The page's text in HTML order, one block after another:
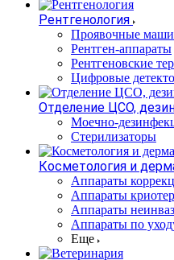
Рентгенология
Проявочные
Рентген-аппараты
Рентгеновские
Цифровые
Отделение ЦСО,
Моечно-
Стерилизаторы
Косметология и
Аппараты
Аппараты
Аппараты
Аппараты по
Еще